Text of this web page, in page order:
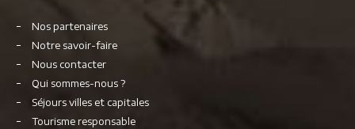
Nos partenaires
Notre savoir-faire
Nous contacter
Qui sommes-nous ?
Séjours villes et capitales
Tourisme responsable